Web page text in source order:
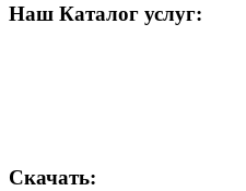
Наш Каталог услуг:
Скачать: